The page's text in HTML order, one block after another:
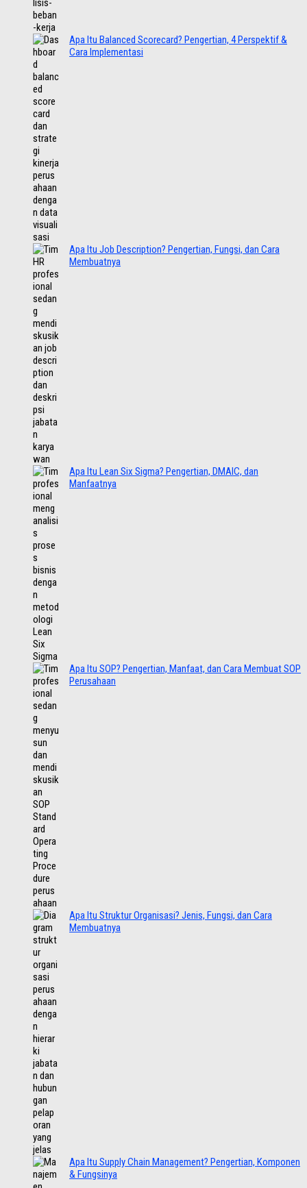
Apa Itu Balanced Scorecard? Pengertian, 4 Perspektif &
Cara Implementasi
Apa Itu Job Description? Pengertian, Fungsi, dan Cara
Membuatnya
Apa Itu Lean Six Sigma? Pengertian, DMAIC, dan
Manfaatnya
Apa Itu SOP? Pengertian, Manfaat, dan Cara Membuat SOP
Perusahaan
Apa Itu Struktur Organisasi? Jenis, Fungsi, dan Cara
Membuatnya
Apa Itu Supply Chain Management? Pengertian, Komponen
& Fungsinya